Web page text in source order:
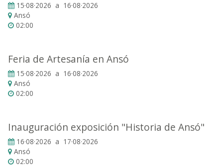
15·08·2026 a 16·08·2026
Ansó
02:00
Feria de Artesanía en Ansó
15·08·2026 a 16·08·2026
Ansó
02:00
Inauguración exposición "Historia de Ansó"
16·08·2026 a 17·08·2026
Ansó
02:00